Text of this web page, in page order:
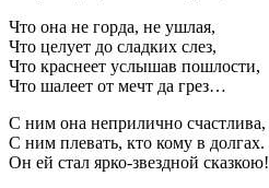
Что она не горда, не ушлая,
Что целует до сладких слез,
Что краснеет услышав пошлости,
Что шалеет от мечт да грез…
С ним она неприлично счастлива,
С ним плевать, кто кому в долгах.
Он ей стал ярко-звездной сказкою!